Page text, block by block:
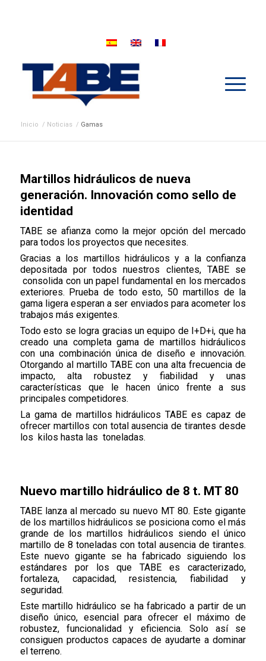
Inicio / Noticias / Gamas
Martillos hidráulicos de nueva
generación. Innovación como sello de
identidad
TABE se afianza como la mejor opción del mercado
para todos los proyectos que necesites.
Gracias a los martillos hidráulicos y a la confianza
depositada por todos nuestros clientes, TABE se
consolida con un papel fundamental en los mercados
exteriores. Prueba de todo esto, 50 martillos de la
gama ligera esperan a ser enviados para acometer los
trabajos más exigentes.
Todo esto se logra gracias un equipo de I+D+i, que ha
creado una completa gama de martillos hidráulicos
con una combinación única de diseño e innovación.
Otorgando al martillo TABE con una alta frecuencia de
impacto, alta robustez y fiabilidad y unas
características que le hacen único frente a sus
principales competidores.
La gama de martillos hidráulicos TABE es capaz de
ofrecer martillos con total ausencia de tirantes desde
los kilos hasta las toneladas.
Nuevo martillo hidráulico de 8 t. MT 80
TABE lanza al mercado su nuevo MT 80. Este gigante
de los martillos hidráulicos se posiciona como el más
grande de los martillos hidráulicos siendo el único
martillo de 8 toneladas con total ausencia de tirantes.
Este nuevo gigante se ha fabricado siguiendo los
estándares por los que TABE es caracterizado,
fortaleza, capacidad, resistencia, fiabilidad y
seguridad.
Este martillo hidráulico se ha fabricado a partir de un
diseño único, esencial para ofrecer el máximo de
robustez, funcionalidad y eficiencia. Solo así se
consiguen productos capaces de ayudarte a dominar
el terreno.